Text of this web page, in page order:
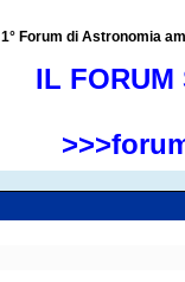
1° Forum di Astronomia
IL FORUM